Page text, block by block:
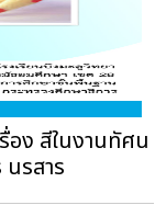
อง สีในงานทัศน
รสาร